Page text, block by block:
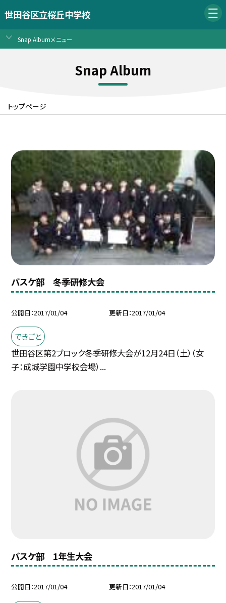
世田谷区立桜丘中学校
Snap Albumメニュー
Snap Album
トップページ
バスケ部 冬季研修大会
公開日 2017/01/04 更新日 2017/01/04
できごと
世田谷区第2ブロック冬季研修大会が12月24日（土）（女
子：成城学園中学校会場）...
バスケ部 1年生大会
公開日 2017/01/04 更新日 2017/01/04